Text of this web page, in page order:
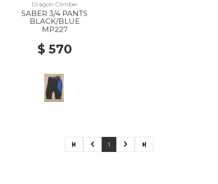
Dragon Climber
SABER 3/4 PANTS
BLACK/BLUE
MP227
$ 570
1